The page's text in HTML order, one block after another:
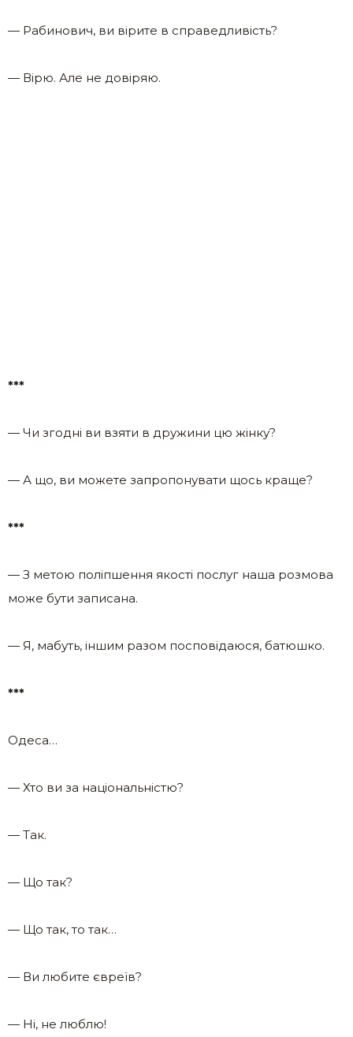
— Рабинович, ви вірите в справедливість?
— Вірю. Але не довіряю.
***
— Чи згодні ви взяти в дружини цю жінку?
— А що, ви можете запропонувати щось краще?
***
— З метою поліпшення якості послуг наша розмова
може бути записана.
— Я, мабуть, іншим разом посповідаюся, батюшко.
***
Одеса…
— Хто ви за національністю?
— Так.
— Що так?
— Що так, то так…
— Ви любите євреїв?
— Ні, не люблю!